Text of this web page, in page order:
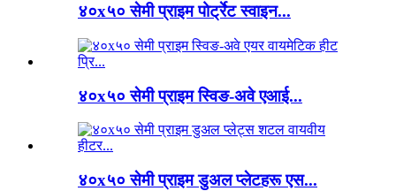
४०x५० सेमी प्राइम पोर्ट्रेट स्वाइन...
४०x५० सेमी प्राइम स्विङ-अवे एआई...
४०x५० सेमी प्राइम डुअल प्लेटहरू एस...